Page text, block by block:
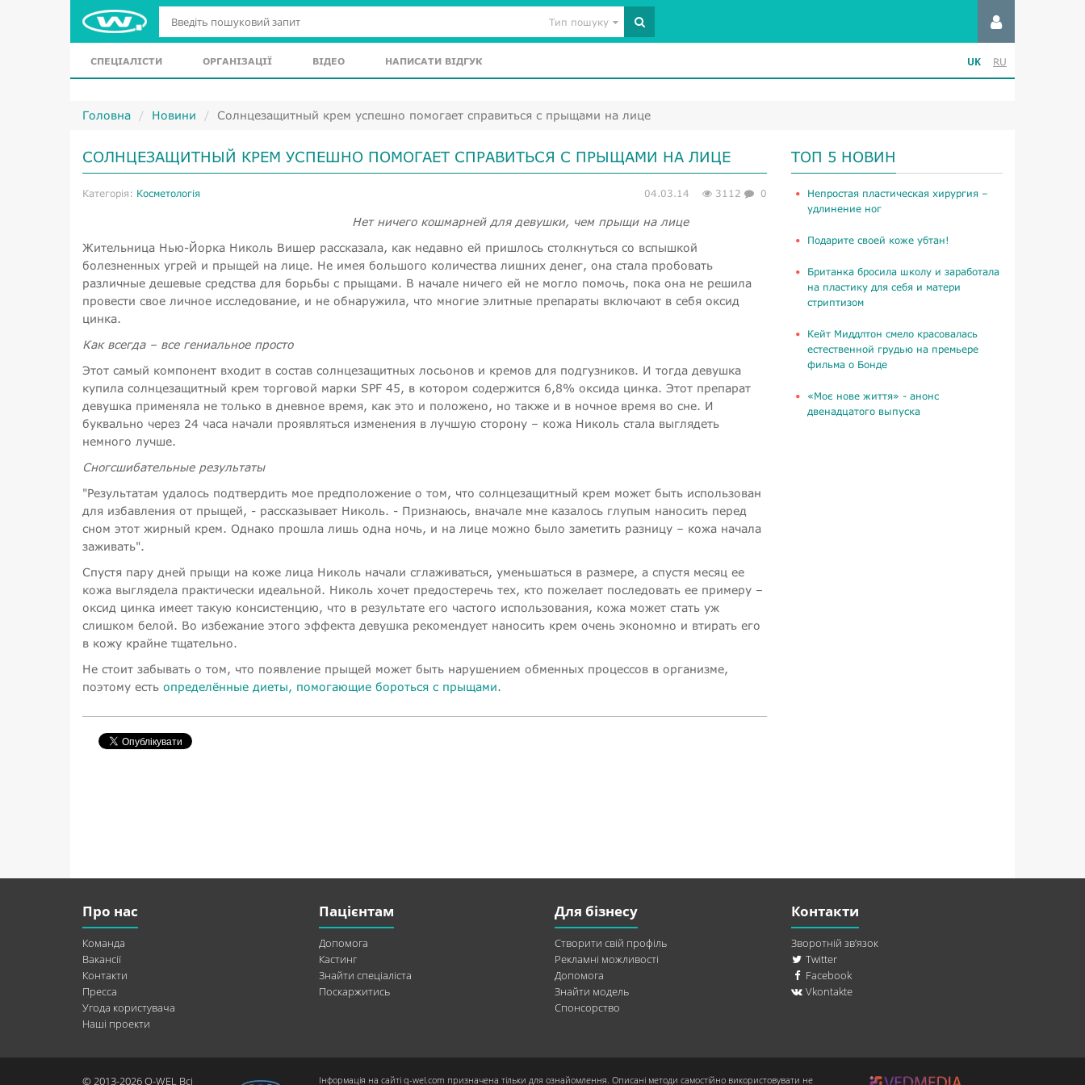
Тип пошуку
СПЕЦІАЛІСТИ ОРГАНІЗАЦІЇ ВІДЕО НАПИСАТИ ВІДГУК UK RU
Головна Новини ​Солнцезащитный крем успешно помогает справиться с прыщами на лице
​СОЛНЦЕЗАЩИТНЫЙ КРЕМ УСПЕШНО ПОМОГАЕТ СПРАВИТЬСЯ С ПРЫЩАМИ НА ЛИЦЕ
Категорія: Косметологія 04.03.14 3112 0
Нет ничего кошмарней для девушки, чем прыщи на лице
Жительница Нью-Йорка Николь Вишер рассказала, как недавно ей пришлось столкнуться со вспышкой
болезненных угрей и прыщей на лице. Не имея большого количества лишних денег, она стала пробовать
различные дешевые средства для борьбы с прыщами. В начале ничего ей не могло помочь, пока она не решила
провести свое личное исследование, и не обнаружила, что многие элитные препараты включают в себя оксид
цинка.
Как всегда – все гениальное просто
Этот самый компонент входит в состав солнцезащитных лосьонов и кремов для подгузников. И тогда девушка
купила солнцезащитный крем торговой марки SPF 45, в котором содержится 6,8% оксида цинка. Этот препарат
девушка применяла не только в дневное время, как это и положено, но также и в ночное время во сне. И
буквально через 24 часа начали проявляться изменения в лучшую сторону – кожа Николь стала выглядеть
немного лучше.
Сногсшибательные результаты
"Результатам удалось подтвердить мое предположение о том, что солнцезащитный крем может быть использован
для избавления от прыщей, - рассказывает Николь. - Признаюсь, вначале мне казалось глупым наносить перед
сном этот жирный крем. Однако прошла лишь одна ночь, и на лице можно было заметить разницу – кожа начала
заживать".
Спустя пару дней прыщи на коже лица Николь начали сглаживаться, уменьшаться в размере, а спустя месяц ее
кожа выглядела практически идеальной. Николь хочет предостеречь тех, кто пожелает последовать ее примеру –
оксид цинка имеет такую консистенцию, что в результате его частого использования, кожа может стать уж
слишком белой. Во избежание этого эффекта девушка рекомендует наносить крем очень экономно и втирать его
в кожу крайне тщательно.
Не стоит забывать о том, что появление прыщей может быть нарушением обменных процессов в организме,
поэтому есть определённые диеты, помогающие бороться с прыщами.
ТОП 5 НОВИН
​Непростая пластическая хирургия –
удлинение ног
Подарите своей коже убтан!
Британка бросила школу и заработала
на пластику для себя и матери
стриптизом
Кейт Миддлтон смело красовалась
естественной грудью на премьере
фильма о Бонде
«Моє нове життя» - анонс
двенадцатого выпуска
Про нас
Команда
Вакансії
Контакти
Пресса
Угода користувача
Наші проекти
Пацієнтам
Допомога
Кастинг
Знайти спеціаліста
Поскаржитись
Для бізнесу
Створити свій профіль
Рекламні можливості
Допомога
Знайти модель
Спонсорство
Контакти
Зворотній зв’язок
Twitter
Facebook
Vkontakte
© 2013-2026 Q-WEL Всі Інформація на сайті q-wel.com призначена тільки для ознайомлення. Описані методи самостійно використовувати не